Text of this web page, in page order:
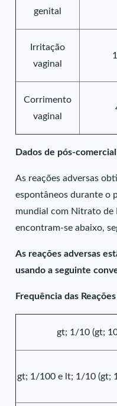
genital
Irritação
vaginal
Corrimento
vaginal
Dados de pós-
As reações adversas
espontâneos durante o
mundial com Nitrato de
encontram-se abaixo,
As reações adversas
usando a seguinte
Frequência das
gt; 1/10 (gt;
gt; 1/100 e lt; 1/10 (gt;